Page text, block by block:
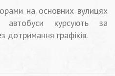
на основних вулицях
курсують за
дотримання графіків.